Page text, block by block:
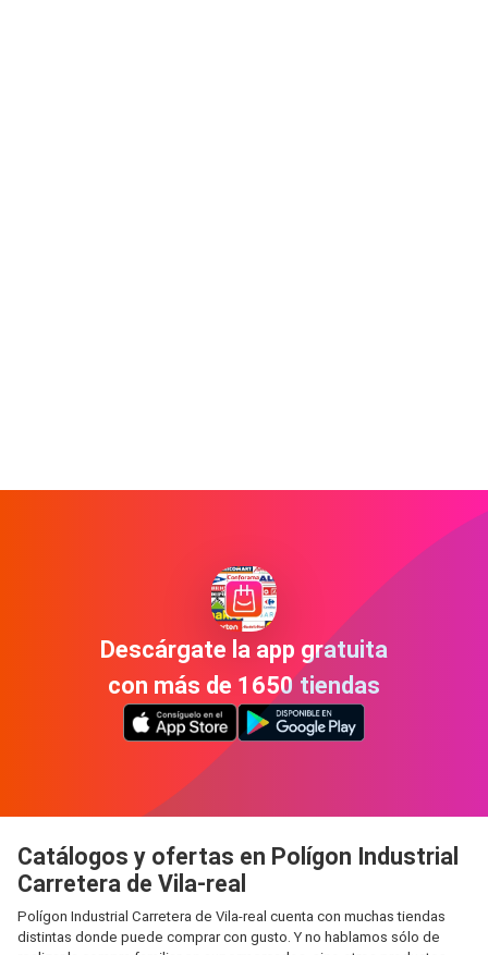
Descárgate la app gratuita
con más de 1650 tiendas
Catálogos y ofertas en Polígon Industrial
Carretera de Vila-real
Polígon Industrial Carretera de Vila-real cuenta con muchas tiendas
distintas donde puede comprar con gusto. Y no hablamos sólo de